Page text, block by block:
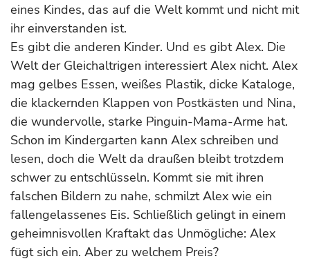
eines Kindes, das auf die Welt kommt und nicht mit
ihr einverstanden ist.
Es gibt die anderen Kinder. Und es gibt Alex. Die
Welt der Gleichaltrigen interessiert Alex nicht. Alex
mag gelbes Essen, weißes Plastik, dicke Kataloge,
die klackernden Klappen von Postkästen und Nina,
die wundervolle, starke Pinguin-Mama-Arme hat.
Schon im Kindergarten kann Alex schreiben und
lesen, doch die Welt da draußen bleibt trotzdem
schwer zu entschlüsseln. Kommt sie mit ihren
falschen Bildern zu nahe, schmilzt Alex wie ein
fallengelassenes Eis. Schließlich gelingt in einem
geheimnisvollen Kraftakt das Unmögliche: Alex
fügt sich ein. Aber zu welchem Preis?